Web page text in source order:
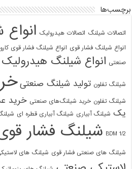
برچسب‌ها
اتصالات شیلنگ اتصالات هیدرولیک
انواع شیلنگ فشار قوی انواع شیلنگ فشار قوی
صنعتی انواع شیلنگ هیدرولیک
شیلنگ تفلون تولید شیلنگ صنعتی
شیلنگ تفلون خرید شیلنگ‌های صنعتی خرید
یک شیلنگ آبیاری شیلنگ آبیاری قطره ای
1/2 BDM شیلنگ فشار
شیلنگ های صنعتی فشار قوی شیلنگ های